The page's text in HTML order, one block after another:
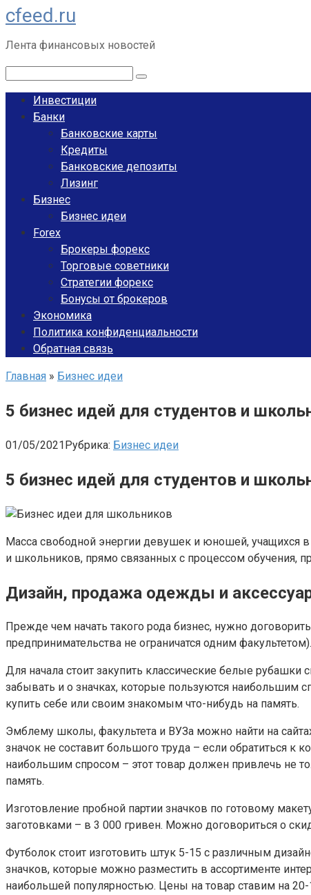
Перейти
к
контенту
cfeed.ru
Лента финансовых новостей
Инвестиции
Банки
Банковские карты
Кредиты
Банковские депозиты
Лизинг
Бизнес
Бизнес идеи
Forex
Брокеры форекс
Торговые советники
Стратегии форекс
Бонусы от брокеров
Экономика
Политика конфиденциальности
Обратная связь
Главная » Бизнес идеи
5 бизнес идей для студентов и
01/05/2021Рубрика: Бизнес идеи
5 бизнес идей для студентов и
Масса свободной энергии девушек и юношей, учащихся в
и школьников, прямо связанных с процессом обучения,
Дизайн, продажа одежды и
Прежде чем начать такого рода бизнес, нужно
предпринимательства не ограничатся одним факультетом).
Для начала стоит закупить классические белые рубашки
забывать и о значках, которые пользуются наибольшим
купить себе или своим знакомым что-нибудь на память.
Эмблему школы, факультета и ВУЗа можно найти на
значок не составит большого труда – если обратиться
наибольшим спросом – этот товар должен привлечь не
память.
Изготовление пробной партии значков по готовому
заготовками – в 3 000 гривен. Можно договориться о
Футболок стоит изготовить штук 5-15 с различным
значков, которые можно разместить в ассортименте
наибольшей популярностью. Цены на товар ставим на 20-